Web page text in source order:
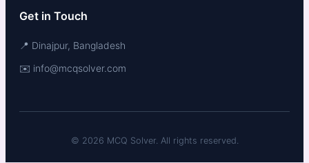
Get in Touch
📍 Dinajpur, Bangladesh
✉️ info@mcqsolver.com
© 2026 MCQ Solver. All rights reserved.